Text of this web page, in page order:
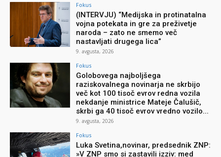
Fokus
(INTERVJU) “Medijska in protinatalna
vojna potekata in gre za preživetje
naroda – zato ne smemo več
nastavljati drugega lica”
9. avgusta, 2026
Fokus
Golobovega najboljšega
raziskovalnega novinarja ne skrbijo
več kot 100 tisoč evrov redna vozila
nekdanje ministrice Mateje Čalušič,
skrbi ga 40 tisoč evrov vredno vozilo...
9. avgusta, 2026
Fokus
Luka Svetina,novinar, predsednik ZNP:
»V ZNP smo si zastavili izziv: med